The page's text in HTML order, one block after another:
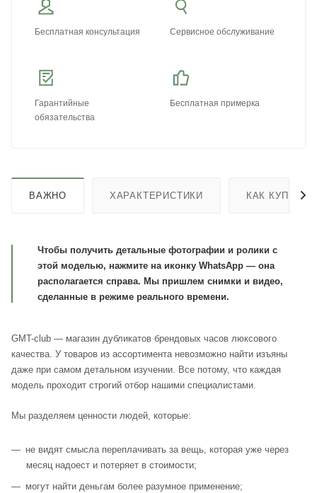
Бесплатная консультация Сервисное обслуживание
Гарантийные
обязательства
Бесплатная примерка
ВАЖНО ХАРАКТЕРИСТИКИ КАК КУПИТЬ
Чтобы получить детальные фотографии и ролики с
этой моделью, нажмите на иконку WhatsApp — она
располагается справа. Мы пришлем снимки и видео,
сделанные в режиме реального времени.
GMT-club — магазин дубликатов брендовых часов люксового
качества. У товаров из ассортимента невозможно найти изъяны
даже при самом детальном изучении. Все потому, что каждая
модель проходит строгий отбор нашими специалистами.
Мы разделяем ценности людей, которые:
не видят смысла переплачивать за вещь, которая уже через
месяц надоест и потеряет в стоимости;
могут найти деньгам более разумное применение;